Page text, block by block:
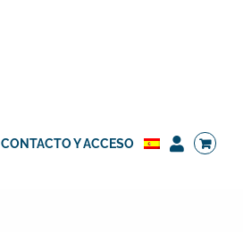
CONTACTO Y ACCESO